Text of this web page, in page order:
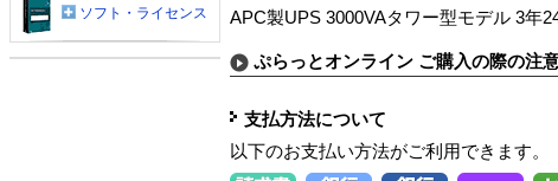
APC製UPS 3000VAタワー型モデル 3年
ぷらっとオンライン ご購入の際の注
支払方法について
以下のお支払い方法がご利用できます。
ソフト・ライセンス